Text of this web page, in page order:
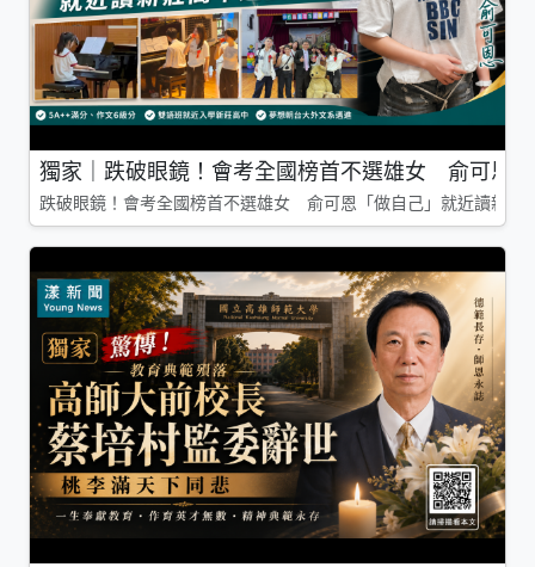
獨家｜跌破眼鏡！會考全國榜首不選雄女 俞可恩
跌破眼鏡！會考全國榜首不選雄女 俞可恩「做自己」就近讀新莊